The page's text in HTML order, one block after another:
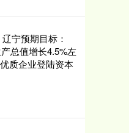
宁预期目标：
总值增长4.5%左
质企业登陆资本